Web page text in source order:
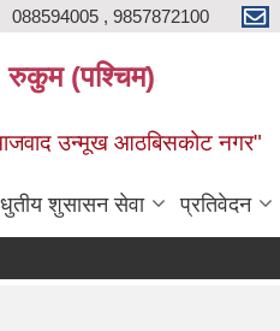
088594005 , 9857872100
रुकुम (पश्चिम)
उन्मूख आठबिसकोट नगर"
शुसासन सेवा प्रतिवेदन